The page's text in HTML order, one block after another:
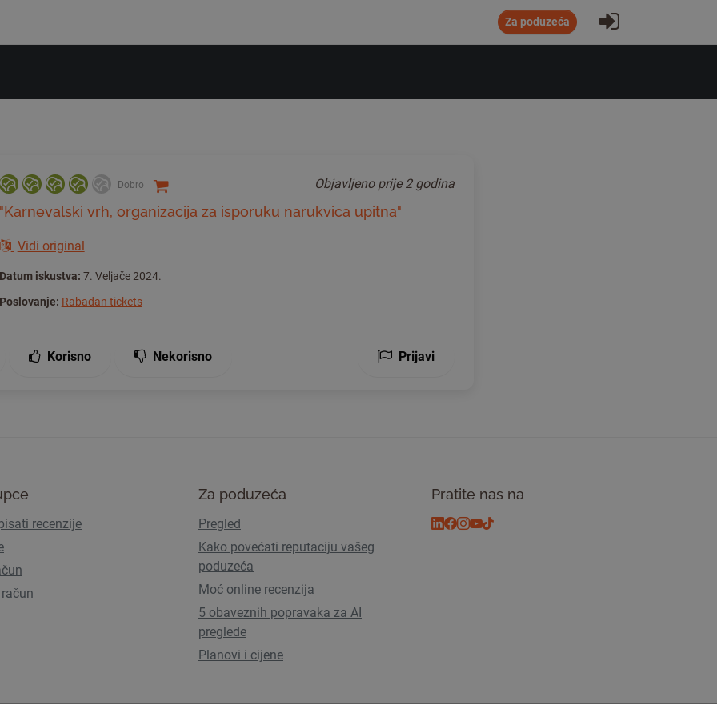
Za poduzeća Prijavite se
Dobro Objavljeno prije 2 godina
"Karnevalski vrh, organizacija za isporuku narukvica upitna"
Vidi original
Datum iskustva: 7. Veljače 2024.
Poslovanje: Rabadan tickets
Korisno Nekorisno Prijavi
recenzije
Za poduzeća
Pregled
Kako povećati reputaciju vašeg
poduzeća
Moć online recenzija
5 obaveznih popravaka za AI
preglede
Planovi i cijene
Pratite nas na